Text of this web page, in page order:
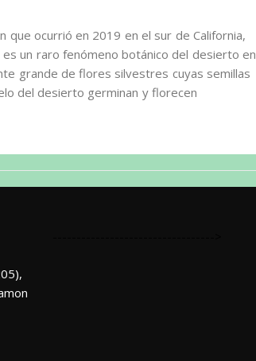
que ocurrió en 2019 en el sur de California,
un raro fenómeno botánico del desierto en
grande de flores silvestres cuyas semillas
del desierto germinan y florecen